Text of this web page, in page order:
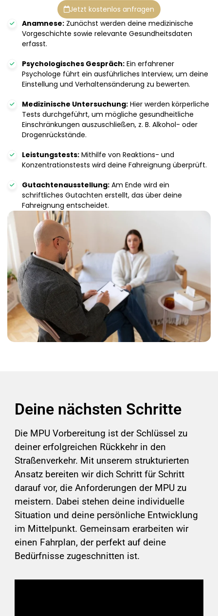
Jetzt kostenlos anfragen
Anamnese: Zunächst werden deine medizinische
Vorgeschichte sowie relevante Gesundheitsdaten
erfasst.
Psychologisches Gespräch: Ein erfahrener
Psychologe führt ein ausführliches Interview, um deine
Einstellung und Verhaltensänderung zu bewerten.
Medizinische Untersuchung: Hier werden körperliche
Tests durchgeführt, um mögliche gesundheitliche
Einschränkungen auszuschließen, z. B. Alkohol- oder
Drogenrückstände.
Leistungstests: Mithilfe von Reaktions- und
Konzentrationstests wird deine Fahreignung überprüft.
Gutachtenausstellung: Am Ende wird ein
schriftliches Gutachten erstellt, das über deine
Fahreignung entscheidet.
Deine nächsten Schritte
Die MPU Vorbereitung ist der Schlüssel zu
deiner erfolgreichen Rückkehr in den
Straßenverkehr. Mit unserem strukturierten
Ansatz bereiten wir dich Schritt für Schritt
darauf vor, die Anforderungen der MPU zu
meistern. Dabei stehen deine individuelle
Situation und deine persönliche Entwicklung
im Mittelpunkt. Gemeinsam erarbeiten wir
einen Fahrplan, der perfekt auf deine
Bedürfnisse zugeschnitten ist.